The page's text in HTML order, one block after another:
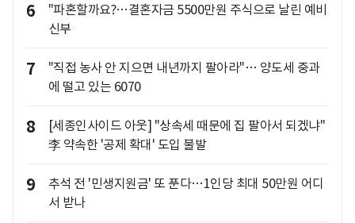
6
"파혼할까요?…결혼자금 5500만원 주식으로 날린 예비
신부
7
"직접 농사 안 지으면 내년까지 팔아라"… 양도세 중과
에 떨고 있는 6070
8
[세종인사이드 아웃] "상속세 때문에 집 팔아서 되겠냐"
李 약속한 '공제 확대' 도입 불발
9
추석 전 '민생지원금' 또 푼다…1인당 최대 50만원 어디
서 받나